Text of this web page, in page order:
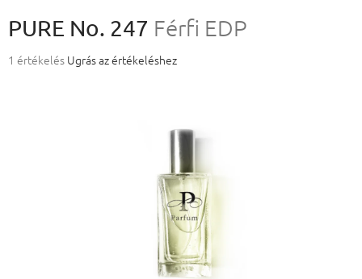
PURE No. 247 Férfi EDP
A termék átlagos értékelése 5-ből 5,0 csillag.
1 értékelés Ugrás az értékeléshez